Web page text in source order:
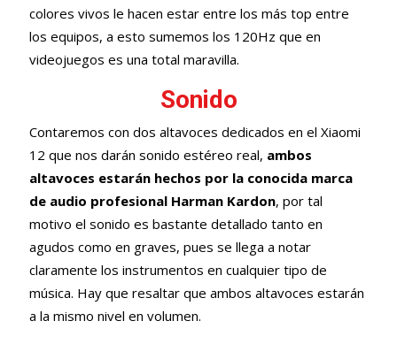
colores vivos le hacen estar entre los más top entre
los equipos, a esto sumemos los 120Hz que en
videojuegos es una total maravilla.
Sonido
Contaremos con dos altavoces dedicados en el Xiaomi
12 que nos darán sonido estéreo real, ambos
altavoces estarán hechos por la conocida marca
de audio profesional Harman Kardon, por tal
motivo el sonido es bastante detallado tanto en
agudos como en graves, pues se llega a notar
claramente los instrumentos en cualquier tipo de
música. Hay que resaltar que ambos altavoces estarán
a la mismo nivel en volumen.